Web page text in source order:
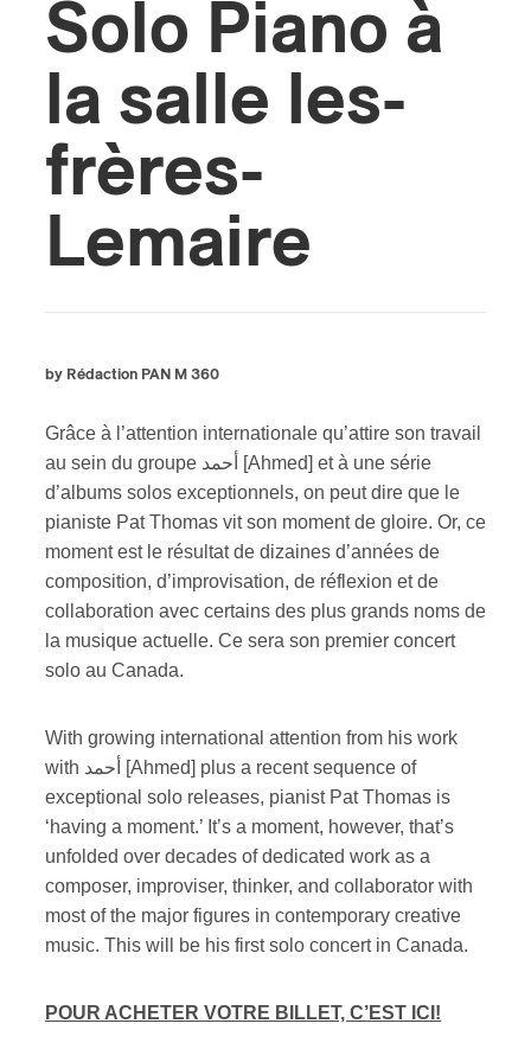
Solo Piano à
la salle les-
frères-
Lemaire
by Rédaction PAN M 360
Grâce à l’attention internationale qu’attire son travail
au sein du groupe أحمد [Ahmed] et à une série
d’albums solos exceptionnels, on peut dire que le
pianiste Pat Thomas vit son moment de gloire. Or, ce
moment est le résultat de dizaines d’années de
composition, d’improvisation, de réflexion et de
collaboration avec certains des plus grands noms de
la musique actuelle. Ce sera son premier concert
solo au Canada.
With growing international attention from his work
with أحمد [Ahmed] plus a recent sequence of
exceptional solo releases, pianist Pat Thomas is
‘having a moment.’ It’s a moment, however, that’s
unfolded over decades of dedicated work as a
composer, improviser, thinker, and collaborator with
most of the major figures in contemporary creative
music. This will be his first solo concert in Canada.
POUR ACHETER VOTRE BILLET, C’EST ICI!